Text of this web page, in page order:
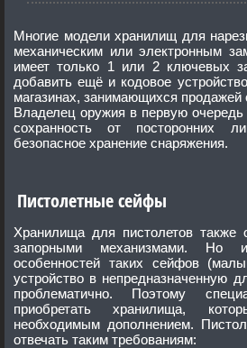
Многие модели хранилищ для
механическим или электронным
имеет только 1 или 2 ключевых
добавить ещё и кодовое
магазинах, занимающихся продажей
Владелец оружия в первую очередь
сохранность от посторонних
безопасное хранение снаряжения.
Пистолетные сейфы
Хранилища для пистолетов также
запорными механизмами. Но
особенностей таких сейфов
устройство в непредназначенную
проблематично. Поэтому
приобретать хранилища,
необходимым дополнением.
отвечать таким требованиям: